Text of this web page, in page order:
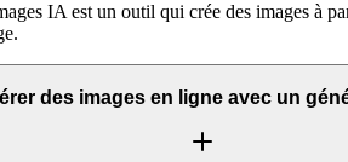
IA est un outil qui crée des images à
des images en ligne avec un